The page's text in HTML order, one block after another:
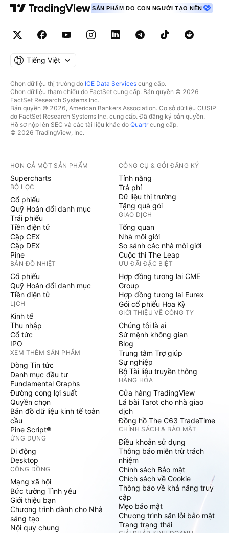
SẢN PHẨM DO CON NGƯỜI TẠO NÊN
Tiếng Việt
Chọn dữ liệu thị trường do ICE Data Services cung cấp.
Chọn dữ liệu tham chiếu do FactSet cung cấp. Bản quyền © 2026
FactSet Research Systems Inc.
Bản quyền © 2026, American Bankers Association. Cơ sở dữ liệu CUSIP
do FactSet Research Systems Inc. cung cấp. Đã đăng ký bản quyền.
Hồ sơ nộp lên SEC và các tài liệu khác do Quartrcung cấp.
© 2026 TradingView, Inc.
HƠN CẢ MỘT SẢN PHẨM
Supercharts
BỘ LỌC
Cổ phiếu
Quỹ Hoán đổi danh mục
Trái phiếu
Tiền điện tử
Cặp CEX
Cặp DEX
Pine
BẢN ĐỒ NHIỆT
Cổ phiếu
Quỹ Hoán đổi danh mục
Tiền điện tử
LỊCH
Kinh tế
Thu nhập
Cổ tức
IPO
XEM THÊM SẢN PHẨM
Dòng Tin tức
Danh mục đầu tư
Fundamental Graphs
Đường cong lợi suất
Quyền chọn
Bản đồ dữ liệu kinh tế toàn
cầu
Pine Script®
ỨNG DỤNG
Di động
Desktop
CỘNG ĐỒNG
Mạng xã hội
Bức tường Tình yêu
Giới thiệu bạn
Chương trình dành cho Nhà
sáng tạo
Nội quy chung
CÔNG CỤ & GÓI ĐĂNG KÝ
Tính năng
Trả phí
Dữ liệu thị trường
Tặng quà gói
GIAO DỊCH
Tổng quan
Nhà môi giới
So sánh các nhà môi giới
Cuộc thi The Leap
ƯU ĐÃI ĐẶC BIỆT
Hợp đồng tương lai CME
Group
Hợp đồng tương lai Eurex
Gói cổ phiếu Hoa Kỳ
GIỚI THIỆU VỀ CÔNG TY
Chúng tôi là ai
Sứ mệnh không gian
Blog
Trung tâm Trợ giúp
Sự nghiệp
Bộ Tài liệu truyền thông
HÀNG HÓA
Cửa hàng TradingView
Lá bài Tarot cho nhà giao
dịch
Đồng hồ The C63 TradeTime
CHÍNH SÁCH & BẢO MẬT
Điều khoản sử dụng
Thông báo miễn trừ trách
nhiệm
Chính sách Bảo mật
Chích sách về Cookie
Thông báo về khả năng truy
cập
Mẹo bảo mật
Chương trình săn lỗi bảo mật
Trang trạng thái